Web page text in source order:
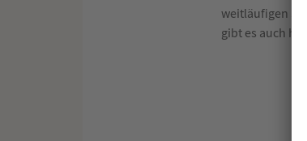
weitläufigen
gibt es auch